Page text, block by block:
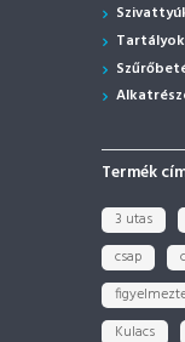
Tartályok
Termék
3 utas
csap
Kulacs